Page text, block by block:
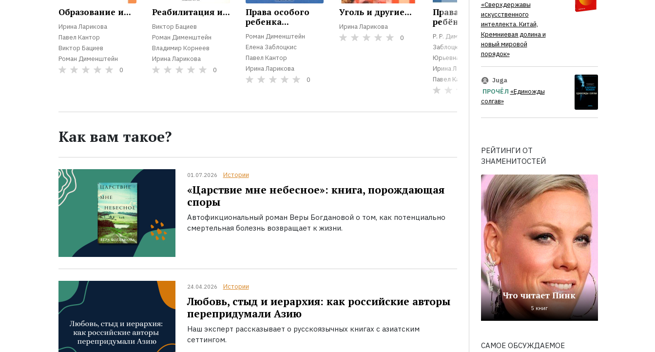
Образование и...
Ирина Ларикова
Павел Кантор
Виктор Бациев
Роман Дименштейн
0
Реабилитация и...
Виктор Бациев
Роман Дименштейн
Владимир Корнеев
Ирина Ларикова
0
Права особого
ребенка...
Роман Дименштейн
Елена Заблоцкис
Павел Кантор
Ирина Ларикова
0
Уголь и другие...
Ирина Ларикова
0
Права особого
ребёнка...
Р. Р. Дименштейн
Заблоцкис Елена
Юрьевна
Ирина Ларикова
Павел Кантор
0
Как вам такое?
01.07.2026 Истории
«Царствие мне небесное»: книга, порождающая
споры
Автофикциональный роман Веры Богдановой о том, как потенциально
смертельная болезнь возвращает к жизни.
24.04.2026 Истории
Любовь, стыд и иерархия: как российские авторы
перепридумали Азию
Наш эксперт рассказывает о русскоязычных книгах с азиатским
сеттингом.
«Сверхдержавы
искусственного
интеллекта. Китай,
Кремниевая долина и
новый мировой
порядок»
Juga
ПРОЧЁЛ «Единожды
солгав»
РЕЙТИНГИ ОТ
ЗНАМЕНИТОСТЕЙ
Что читает Пинк
5 книг
САМОЕ ОБСУЖДАЕМОЕ